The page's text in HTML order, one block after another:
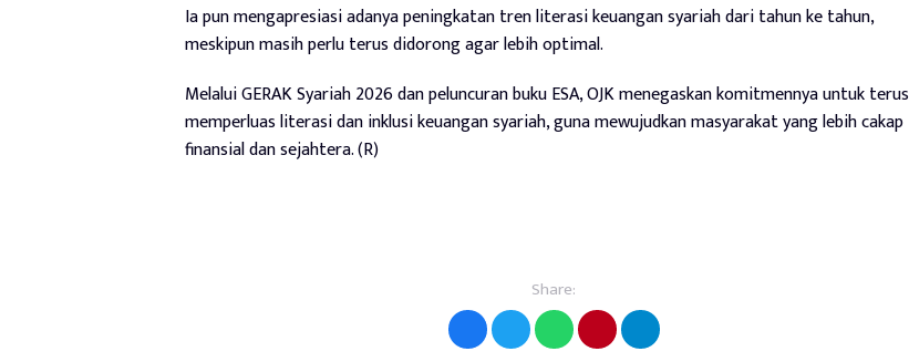
Ia pun mengapresiasi adanya peningkatan tren literasi keuangan syariah dari tahun ke tahun,
meskipun masih perlu terus didorong agar lebih optimal.
Melalui GERAK Syariah 2026 dan peluncuran buku ESA, OJK menegaskan komitmennya untuk terus
memperluas literasi dan inklusi keuangan syariah, guna mewujudkan masyarakat yang lebih cakap
finansial dan sejahtera. (R)
Share: